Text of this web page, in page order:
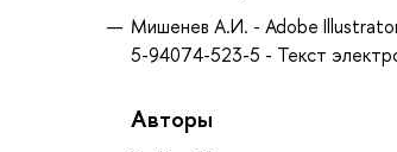
Мишенев А.И. - Adobe
5-94074-523-5 - Текст
Авторы